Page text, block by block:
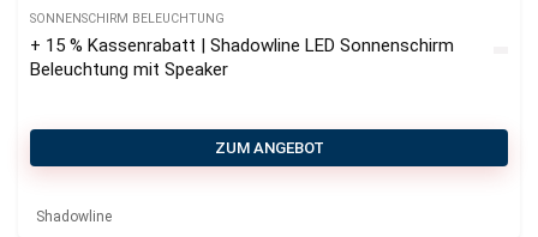
SONNENSCHIRM BELEUCHTUNG
+ 15 % Kassenrabatt | Shadowline LED Sonnenschirm
Beleuchtung mit Speaker
ZUM ANGEBOT
Shadowline